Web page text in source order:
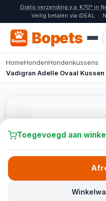
Gratis verzending v.a. €70* in
Veilig betalen via iDEAL
Bopets
HomeHondenHondenkussens
Vadigran Adelle Ovaal
Toegevoegd aan